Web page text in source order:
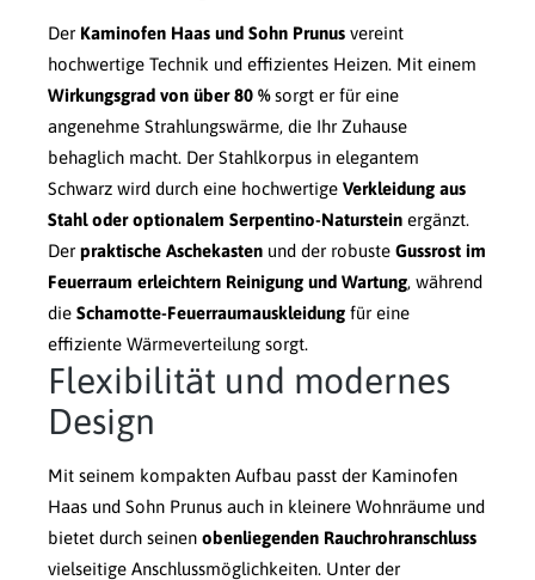
Der Kaminofen Haas und Sohn Prunus vereint
hochwertige Technik und effizientes Heizen. Mit einem
Wirkungsgrad von über 80 %sorgt er für eine
angenehme Strahlungswärme, die Ihr Zuhause
behaglich macht. Der Stahlkorpus in elegantem
Schwarz wird durch eine hochwertige Verkleidung aus
Stahl oder optionalem Serpentino-Naturstein ergänzt.
Der praktische Aschekasten und der robuste Gussrost im
Feuerraum erleichtern Reinigung und Wartung, während
die Schamotte-Feuerraumauskleidung für eine
effiziente Wärmeverteilung sorgt.
Flexibilität und modernes
Design
Mit seinem kompakten Aufbau passt der Kaminofen
Haas und Sohn Prunus auch in kleinere Wohnräume und
bietet durch seinen obenliegenden Rauchrohranschluss
vielseitige Anschlussmöglichkeiten. Unter der